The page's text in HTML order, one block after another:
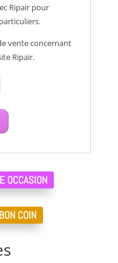
Ripair pour
vente concernant
Ripair.
OCCASION
COIN